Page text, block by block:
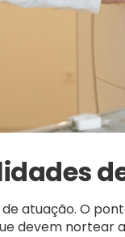
atuação. O
devem nortear